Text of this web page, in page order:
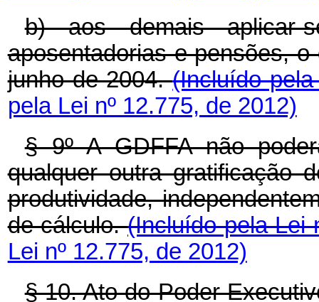
b) aos demais
aposentadorias e pensões,
junho de 2004.(Incluído
pela Lei nº 12.775, de 2012)
§ 9º A GDFFA não
qualquer outra gratificação
produtividade,
de cálculo.(Incluído pela Lei
Lei nº 12.775, de 2012)
§ 10. Ato do Poder